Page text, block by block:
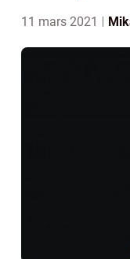
11 mars 2021